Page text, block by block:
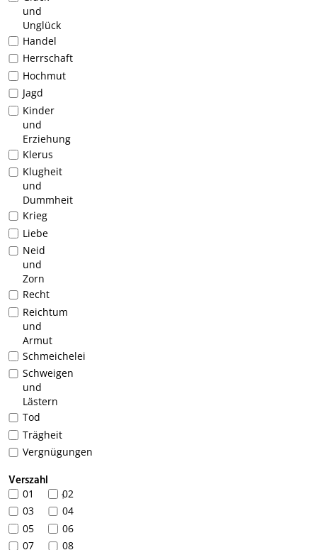
und
Unglück
Handel
Herrschaft
Hochmut
Jagd
Kinder
und
Erziehung
Klerus
Klugheit
und
Dummheit
Krieg
Liebe
Neid
und
Zorn
Recht
Reichtum
und
Armut
Schmeichelei
Schweigen
und
Lästern
Tod
Trägheit
Vergnügungen
Verszahl
01 102
03
04
05
06
07
08